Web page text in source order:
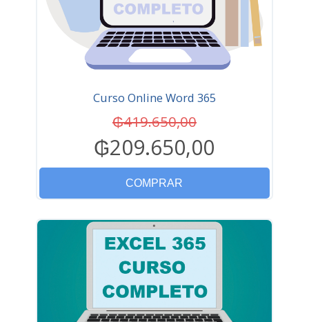
Curso Online Word 365
₲419.650,00
₲209.650,00
COMPRAR